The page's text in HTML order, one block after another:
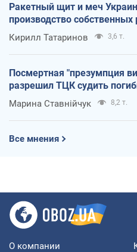
Ракетный щит и меч
производство собственных
Кирилл Татаринов 3,6 т.
Посмертная "презумпция
разрешил ТЦК судить
Марина Ставнійчук 8,2 т.
Все мнения
О компании